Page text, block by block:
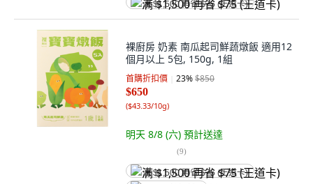
满 $1,500 再省 $75 (王道卡)
裸廚房 奶素 南瓜起司鮮蔬燉飯 適用12
個月以上 5包, 150g, 1組
首購折扣價 23%$850
$650
($43.33/10g)
明天 8/8 (六) 預計送達
(9)
满 $1,500 再省 $75 (王道卡)